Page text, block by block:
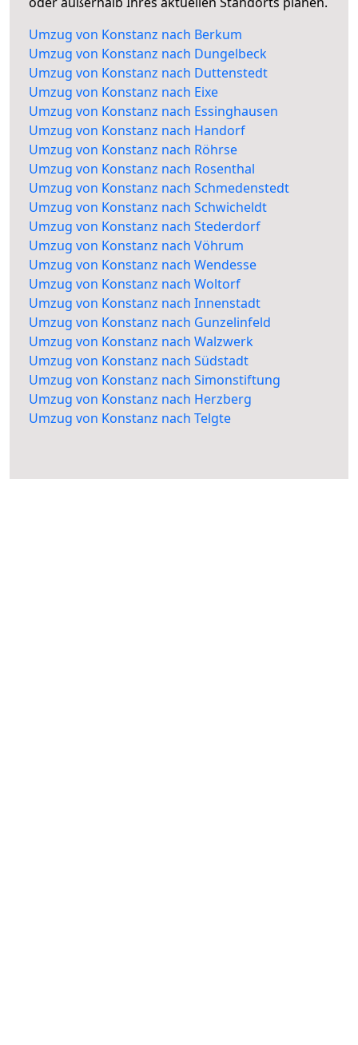
Umzug von Konstanz nach Berkum
Umzug von Konstanz nach Dungelbeck
Umzug von Konstanz nach Duttenstedt
Umzug von Konstanz nach Eixe
Umzug von Konstanz nach Essinghausen
Umzug von Konstanz nach Handorf
Umzug von Konstanz nach Röhrse
Umzug von Konstanz nach Rosenthal
Umzug von Konstanz nach Schmedenstedt
Umzug von Konstanz nach Schwicheldt
Umzug von Konstanz nach Stederdorf
Umzug von Konstanz nach Vöhrum
Umzug von Konstanz nach Wendesse
Umzug von Konstanz nach Woltorf
Umzug von Konstanz nach Innenstadt
Umzug von Konstanz nach Gunzelinfeld
Umzug von Konstanz nach Walzwerk
Umzug von Konstanz nach Südstadt
Umzug von Konstanz nach Simonstiftung
Umzug von Konstanz nach Herzberg
Umzug von Konstanz nach Telgte